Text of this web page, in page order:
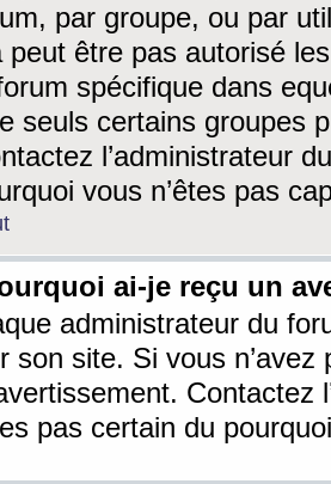
par groupe, ou par
peut être pas autorisé
spécifique dans
seuls certains groupes
l’administrateur
vous n’êtes pas
ai-je reçu un
administrateur du
son site. Si vous
Contactez
pas certain du